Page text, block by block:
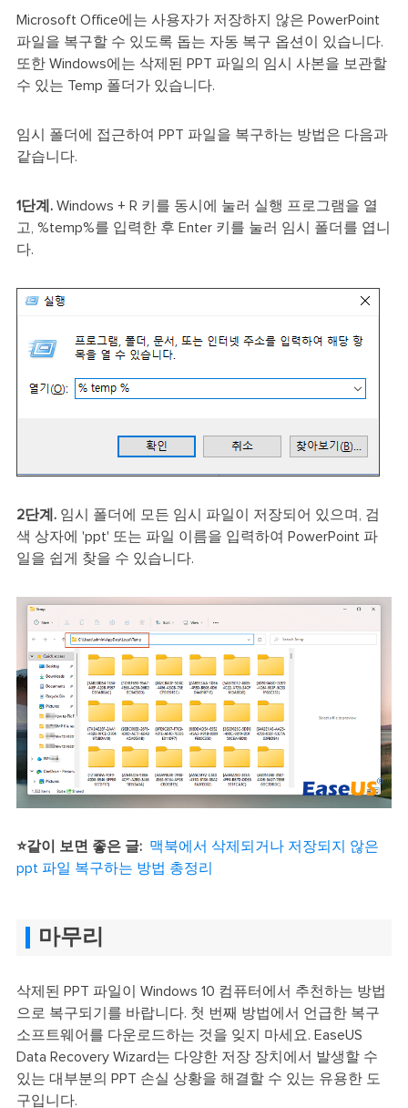
Microsoft Office에는 사용자가 저장하지 않은 PowerPoint
파일을 복구할 수 있도록 돕는 자동 복구 옵션이 있습니다.
또한 Windows에는 삭제된 PPT 파일의 임시 사본을 보관할
수 있는 Temp 폴더가 있습니다.
임시 폴더에 접근하여 PPT 파일을 복구하는 방법은 다음과
같습니다.
1단계.Windows + R 키를 동시에 눌러 실행 프로그램을 열
고, %temp%를 입력한 후 Enter 키를 눌러 임시 폴더를 엽니
다.
2단계.임시 폴더에 모든 임시 파일이 저장되어 있으며, 검
색 상자에 'ppt' 또는 파일 이름을 입력하여 PowerPoint 파
일을 쉽게 찾을 수 있습니다.
⭐같이 보면 좋은 글: 맥북에서 삭제되거나 저장되지 않은
ppt 파일 복구하는 방법 총정리
마무리
삭제된 PPT 파일이 Windows 10 컴퓨터에서 추천하는 방법
으로 복구되기를 바랍니다. 첫 번째 방법에서 언급한 복구
소프트웨어를 다운로드하는 것을 잊지 마세요. EaseUS
Data Recovery Wizard는 다양한 저장 장치에서 발생할 수
있는 대부분의 PPT 손실 상황을 해결할 수 있는 유용한 도
구입니다.